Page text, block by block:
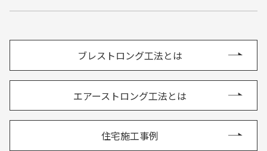
ブレストロング工法とは
エアーストロング工法とは
住宅施工事例